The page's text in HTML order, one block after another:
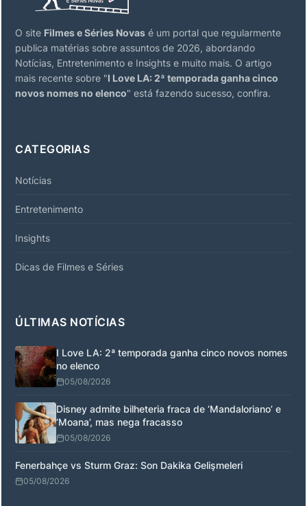
O site Filmes e Séries Novas é um portal que regularmente
publica matérias sobre assuntos de 2026, abordando
Notícias, Entretenimento e Insights e muito mais. O artigo
mais recente sobre "I Love LA: 2ª temporada ganha cinco
novos nomes no elenco" está fazendo sucesso, confira.
CATEGORIAS
Notícias
Entretenimento
Insights
Dicas de Filmes e Séries
ÚLTIMAS NOTÍCIAS
I Love LA: 2ª temporada ganha cinco novos nomes
no elenco
05/08/2026
Disney admite bilheteria fraca de ‘Mandaloriano’ e
‘Moana’, mas nega fracasso
05/08/2026
Fenerbahçe vs Sturm Graz: Son Dakika Gelişmeleri
05/08/2026